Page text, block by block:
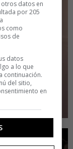
datos en
por 205
como
de
datos
a lo que
continuación.
del sitio,
en